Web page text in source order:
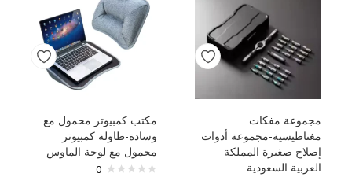
مجموعة مفكات
مغناطيسية-مجموعة أدوات
إصلاح صغيرة المملكة
العربية السعودية
مكتب كمبيوتر محمول مع
وسادة-طاولة كمبيوتر
محمول مع لوحة الماوس
0